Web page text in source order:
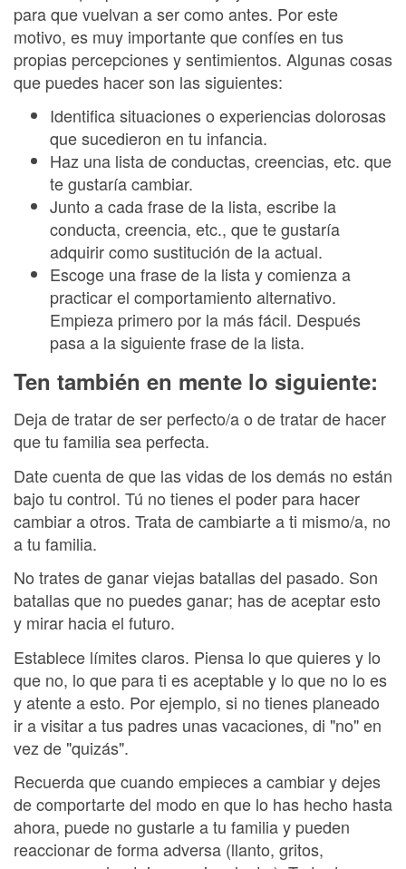
para que vuelvan a ser como antes. Por este
motivo, es muy importante que confíes en tus
propias percepciones y sentimientos. Algunas cosas
que puedes hacer son las siguientes:
Identifica situaciones o experiencias dolorosas
que sucedieron en tu infancia.
Haz una lista de conductas, creencias, etc. que
te gustaría cambiar.
Junto a cada frase de la lista, escribe la
conducta, creencia, etc., que te gustaría
adquirir como sustitución de la actual.
Escoge una frase de la lista y comienza a
practicar el comportamiento alternativo.
Empieza primero por la más fácil. Después
pasa a la siguiente frase de la lista.
Ten también en mente lo siguiente:
Deja de tratar de ser perfecto/a o de tratar de hacer
que tu familia sea perfecta.
Date cuenta de que las vidas de los demás no están
bajo tu control. Tú no tienes el poder para hacer
cambiar a otros. Trata de cambiarte a ti mismo/a, no
a tu familia.
No trates de ganar viejas batallas del pasado. Son
batallas que no puedes ganar; has de aceptar esto
y mirar hacia el futuro.
Establece límites claros. Piensa lo que quieres y lo
que no, lo que para ti es aceptable y lo que no lo es
y atente a esto. Por ejemplo, si no tienes planeado
ir a visitar a tus padres unas vacaciones, di "no" en
vez de "quizás".
Recuerda que cuando empieces a cambiar y dejes
de comportarte del modo en que lo has hecho hasta
ahora, puede no gustarle a tu familia y pueden
reaccionar de forma adversa (llanto, gritos,